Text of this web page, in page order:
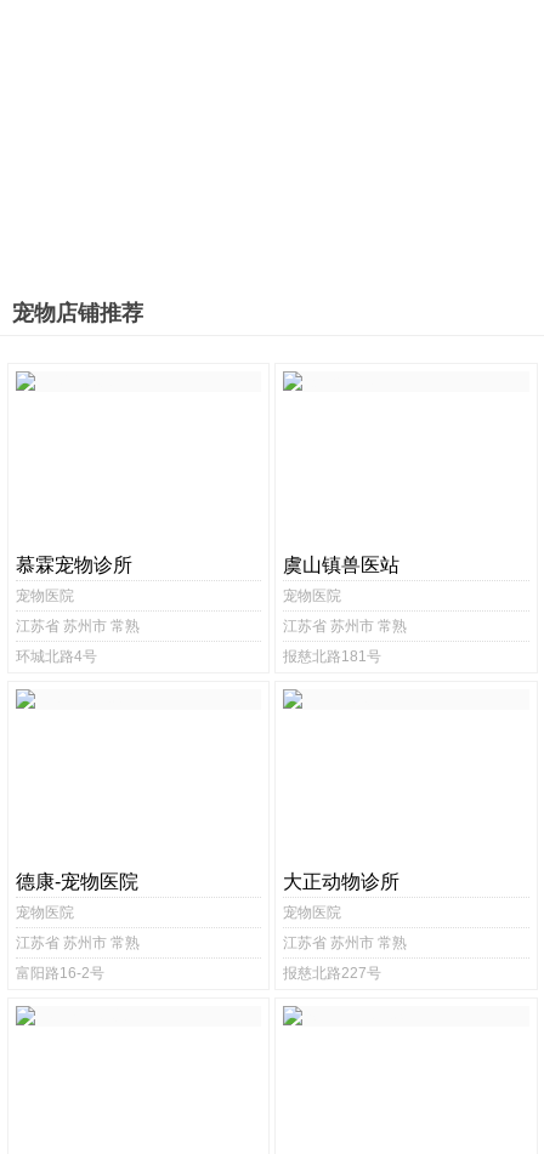
宠物店铺推荐
慕霖宠物诊所
宠物医院
江苏省 苏州市 常熟
环城北路4号
虞山镇兽医站
宠物医院
江苏省 苏州市 常熟
报慈北路181号
德康-宠物医院
宠物医院
江苏省 苏州市 常熟
富阳路16-2号
大正动物诊所
宠物医院
江苏省 苏州市 常熟
报慈北路227号